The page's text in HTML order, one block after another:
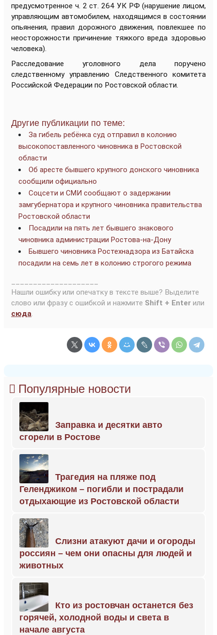
предусмотренное ч. 2 ст. 264 УК РФ (нарушение лицом,
управляющим автомобилем, находящимся в состоянии
опьянения, правил дорожного движения, повлекшее по
неосторожности причинение тяжкого вреда здоровью
человека).
Расследование уголовного дела поручено
следственному управлению Следственного комитета
Российской Федерации по Ростовской области.
Другие публикации по теме:
За гибель ребёнка суд отправил в колонию
высокопоставленного чиновника в Ростовской
области
Об аресте бывшего крупного донского чиновника
сообщили официально
Соцсети и СМИ сообщают о задержании
замгубернатора и крупного чиновника правительства
Ростовской области
Посадили на пять лет бывшего знакового
чиновника администрации Ростова-на-Дону
Бывшего чиновника Ростехнадзора из Батайска
посадили на семь лет в колонию строгого режима
Нашли ошибку или опечатку в тексте выше? Выделите
слово или фразу с ошибкой и нажмите Shift + Enter или
сюда.
Популярные новости
Заправка и десятки авто
сгорели в Ростове
Трагедия на пляже под
Геленджиком – погибли и пострадали
отдыхающие из Ростовской области
Слизни атакуют дачи и огороды
россиян – чем они опасны для людей и
животных
Кто из ростовчан останется без
горячей, холодной воды и света в
начале августа